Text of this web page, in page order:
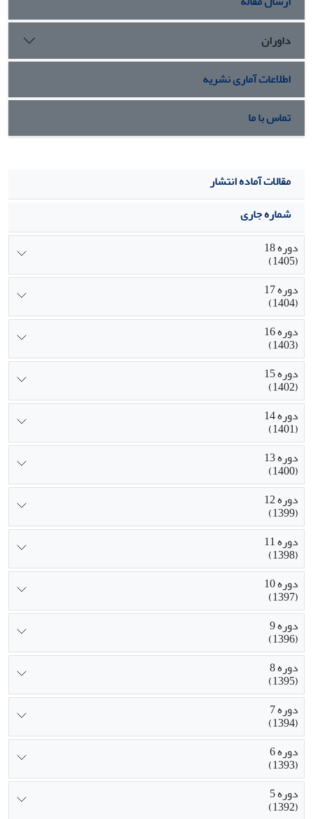
داوران
اطلاعات آماری نشریه
تماس با ما
مقالات آماده انتشار
شماره جاری
دوره 18
(1405)
دوره 17
(1404)
دوره 16
(1403)
دوره 15
(1402)
دوره 14
(1401)
دوره 13
(1400)
دوره 12
(1399)
دوره 11
(1398)
دوره 10
(1397)
دوره 9
(1396)
دوره 8
(1395)
دوره 7
(1394)
دوره 6
(1393)
دوره 5
(1392)